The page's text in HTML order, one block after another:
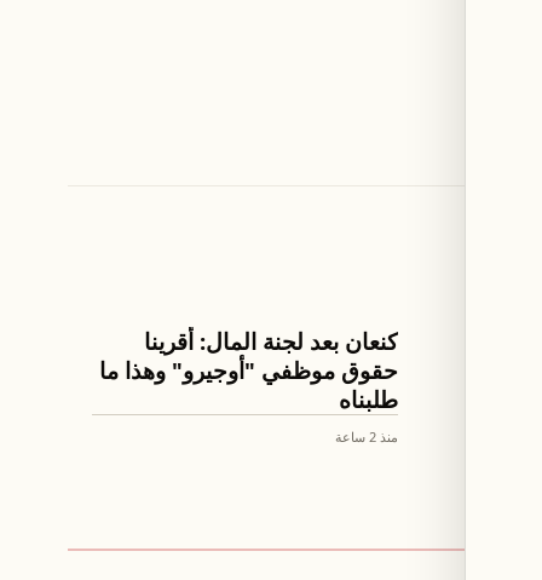
اخبار لبنان
كنعان بعد لجنة المال: أقرينا
حقوق موظفي "أوجيرو" وهذا ما
طلبناه
منذ 2 ساعة